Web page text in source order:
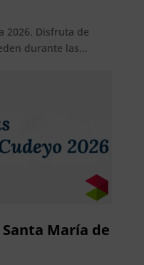
2026. Disfruta de
durante las...
María de